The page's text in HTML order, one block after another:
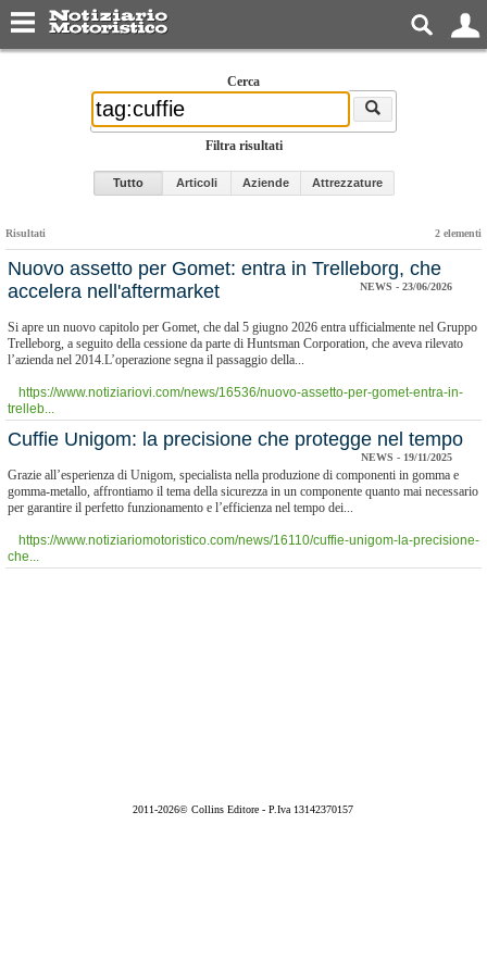
Cerca
Filtra risultati
Tutto Articoli Aziende Attrezzature
Risultati 2 elementi
Nuovo assetto per Gomet: entra in Trelleborg, che
accelera nell'aftermarket
NEWS - 23/06/2026
Si apre un nuovo capitolo per Gomet, che dal 5 giugno 2026 entra ufficialmente nel Gruppo
Trelleborg, a seguito della cessione da parte di Huntsman Corporation, che aveva rilevato
l’azienda nel 2014.L’operazione segna il passaggio della...
https://www.notiziariovi.com/news/16536/nuovo-assetto-per-gomet-entra-in-
trelleb...
Cuffie Unigom: la precisione che protegge nel tempo
NEWS - 19/11/2025
Grazie all’esperienza di Unigom, specialista nella produzione di componenti in gomma e
gomma-metallo, affrontiamo il tema della sicurezza in un componente quanto mai necessario
per garantire il perfetto funzionamento e l’efficienza nel tempo dei...
https://www.notiziariomotoristico.com/news/16110/cuffie-unigom-la-precisione-
che...
2011-2026© Collins Editore - P.Iva 13142370157